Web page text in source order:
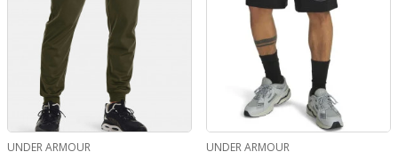
UNDER ARMOUR UNDER ARMOUR